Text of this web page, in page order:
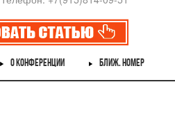
О КОНФЕРЕНЦИИ БЛИЖ. НОМЕР